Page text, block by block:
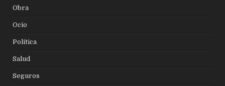
Obra
Ocio
Política
Salud
Seguros